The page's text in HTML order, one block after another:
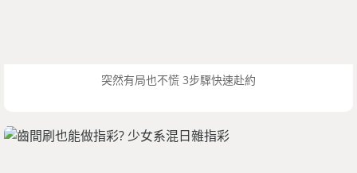
突然有局也不慌 3步驟快速赴約